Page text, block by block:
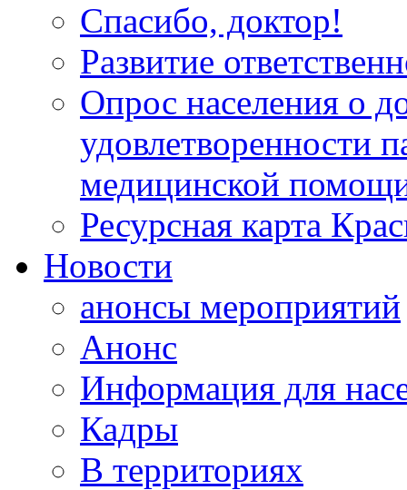
Спасибо, доктор!
Развитие
Опрос населения о
удовлетворенности
медицинской
Ресурсная карта
Новости
анонсы мероприятий
Анонс
Информация для
Кадры
В территориях